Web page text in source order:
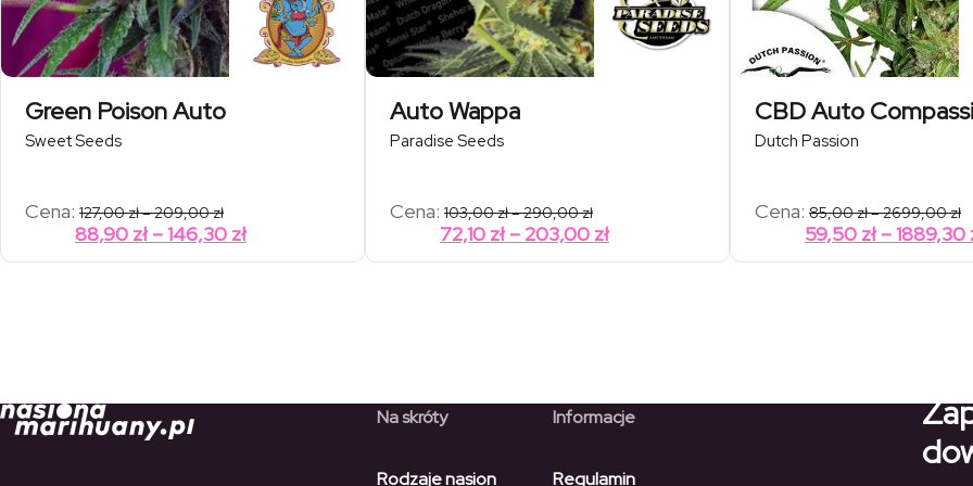
Green Poison Auto
Sweet Seeds
Cena: 127,00zł–209,00złZakres
cen:
od
127,00 zł
88,90 zł –146,30 złZakres
cen:
Auto Wappa
Paradise Seeds
Cena: 103,00zł–290,00złZakres
cen:
od
103,00 zł
72,10 zł – 203,00 złZakres
cen:
CBD Auto
Dutch Passion
Cena: 85,00zł–2699,00zł
59,50 zł –1889,30
Na skróty
Rodzaje nasion
Informacje
Regulamin